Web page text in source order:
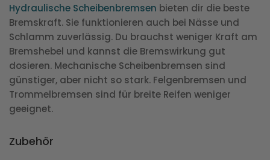
Hydraulische Scheibenbremsen bieten dir die beste
Bremskraft. Sie funktionieren auch bei Nässe und
Schlamm zuverlässig. Du brauchst weniger Kraft am
Bremshebel und kannst die Bremswirkung gut
dosieren. Mechanische Scheibenbremsen sind
günstiger, aber nicht so stark. Felgenbremsen und
Trommelbremsen sind für breite Reifen weniger
geeignet.
Zubehör